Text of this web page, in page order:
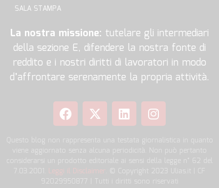
SALA STAMPA
La nostra missione: tutelare gli intermediari
della sezione E, difendere la nostra fonte di
reddito e i nostri diritti di lavoratori in modo
d’affrontare serenamente la propria attività.
Questo blog non rappresenta una testata giornalistica in quanto
viene aggiornato senza alcuna periodicità. Non può pertanto
considerarsi un prodotto editoriale ai sensi della legge n° 62 del
7.03.2001. Leggi il Disclaimer . © Copyright 2023 Ulias.it | CF
92029950877 | Tutti i diritti sono riservati